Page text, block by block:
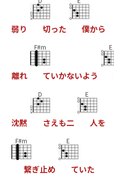
弱り 切った 僕から
離れ
F#m
ていかないよう
E
沈黙
D
さえも二
E
人を
F#m
繋ぎ止め
E
ていた